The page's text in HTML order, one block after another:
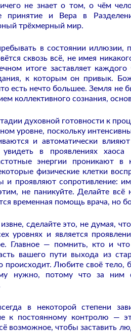
не знает о том, о чём
принятие и Вера в
трёхмерный мир.
в состоянии иллюзии,
сквозь всё, не имея
итоге заставляет
к которым он привык.
есть нечто большее. Земля
коллективного сознания,
духовной готовности к
уровне, поскольку
и автоматически
в проявлениях
энергии проникают
физические клетки
и проявляют сопротивление:
не паникуйте. Делайте
временная помощь врача, но
сделайте это, не думая,
уровнях и является
Главное — помнить, кто и
вашего пути выхода из
Любите своё тело,
нужно, потому что за
в некоторой степени
к постоянному контролю —
возможное, чтобы заставить